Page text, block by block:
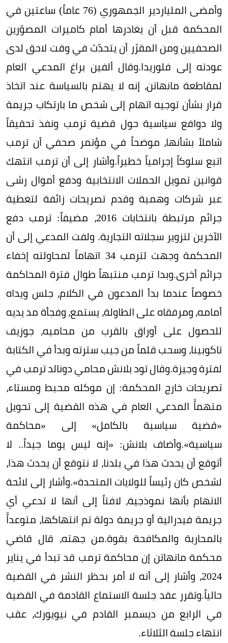
وأمضى الملياردير الجمهوري (76 عاماً) ساعتين في
المحكمة قبل أن يغادرها أمام كاميرات المصوّرين
الصحفيين ومن المقرّر أن يتحدّث في وقت لاحق لدى
عودته إلى فلوريدا.وقال ألفين براغ المدعي العام
لمقاطعة مانهاتن، إنه لا يهتم بالسياسة عند اتخاذ
قرار بشأن توجيه اتهام إلى شخص ما بارتكاب جريمة
ولا دوافع سياسية حول قضية ترمب ونفذ تحقيقاً
شاملاً بشأنها، موضحاً في مؤتمر صحفي أن ترمب
اتبع سلوكاً إجرامياً خطيراً.وأشار إلى أن ترمب انتهك
قوانين تمويل الحملات الانتخابية ودفع أموال رشى
عبر شركات وهمية وقدم تصريحات زائفة لتغطية
جرائم مرتبطة بانتخابات 2016، مضيفاً: ترمب دفع
الآخرين لتزوير سجلاته التجارية. ولفت المدعي إلى أن
المحكمة وجهت لترمب 34 اتهاماً لمحاولته إخفاء
جرائم أخرى.وبدا ترمب منتبهاً طوال فترة المحاكمة
خصوصاً عندما بدأ المدعون في الكلام، جلس ويداه
أمامه، ومرفقاه على الطاولة، يستمع، وفجأة مد يديه
للحصول على أوراق بالقرب من محاميه، جوزيف
تاكوبينا، وسحب قلماً من جيب سترته وبدأ في الكتابة
لفترة وجيزة.وقال تود بلانش محامي دونالد ترمب في
تصريحات خارج المحكمة: إن موكله محبط ومستاء،
متهماًَ المدعي العام في هذه القضية إلى تحويل
«قضية سياسية بالكامل» إلى «محاكمة
سياسية».وأضاف بلانش: «إنه ليس يوما جيداً.. لا
أتوقع أن يحدث هذا في بلدنا، لا نتوقع أن يحدث هذا،
لشخص كان رئيساً للولايات المتحدة».وأشار إلى لائحة
الاتهام بأنها نموذجية، لافتاً إلى أنها لا تدعي أي
جريمة فيدرالية أو جريمة دولة تم انتهاكها، متوعداًَ
بالمحاربة والمكافحة بقوة.من جهته، قال قاضي
محكمة مانهاتن إن محاكمة ترمب قد تبدأ في يناير
2024، وأشار إلى أنه لا أمر بحظر النشر في القضية
حالياً.وتقرر عقد جلسة الاستماع القادمة في القضية
في الرابع من ديسمبر القادم في نيويورك، عقب
انتهاء جلسة الثلاثاء.